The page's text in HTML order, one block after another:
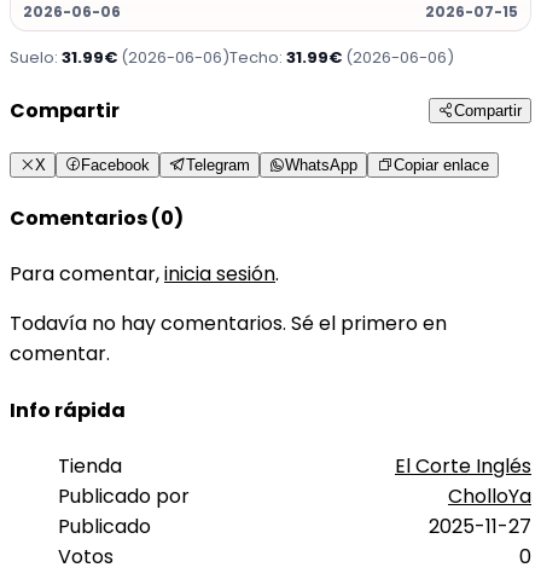
2026-06-06 2026-07-15
Suelo: 31.99€ (2026-06-06)Techo: 31.99€ (2026-06-06)
Compartir Compartir
X Facebook Telegram WhatsApp Copiar enlace
Comentarios (0)
Para comentar,inicia sesión.
Todavía no hay comentarios. Sé el primero en
comentar.
Info rápida
Tienda
El Corte Inglés
Publicado por
CholloYa
Publicado
2025-11-27
Votos
0